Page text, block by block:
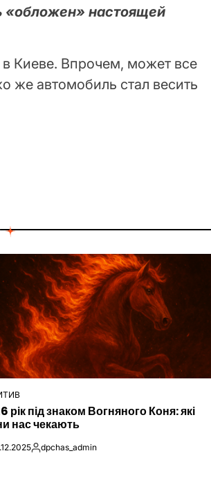
«обложен» настоящей
Киеве. Впрочем, может все
же автомобиль стал весить
рік під знаком Вогняного Коня: які
нас чекають
Опубліковано
dpchas_admin